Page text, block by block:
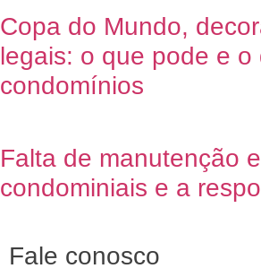
Copa do Mundo,
legais: o que pode e
condomínios
Falta de manutenção
condominiais e a
Fale conosco